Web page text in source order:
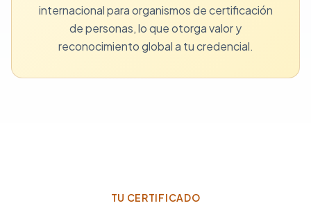
internacional para organismos de certificación
de personas, lo que otorga valor y
reconocimiento global a tu credencial.
TU CERTIFICADO